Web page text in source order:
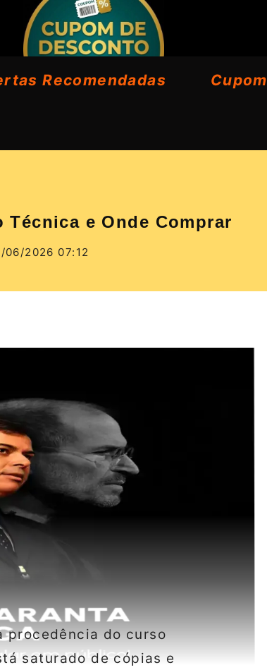
Recomendadas Cupom
Técnica e Onde Comprar
06/2026 07:12
procedência do curso
saturado de cópias e